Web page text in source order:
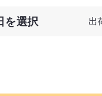
を選択 出